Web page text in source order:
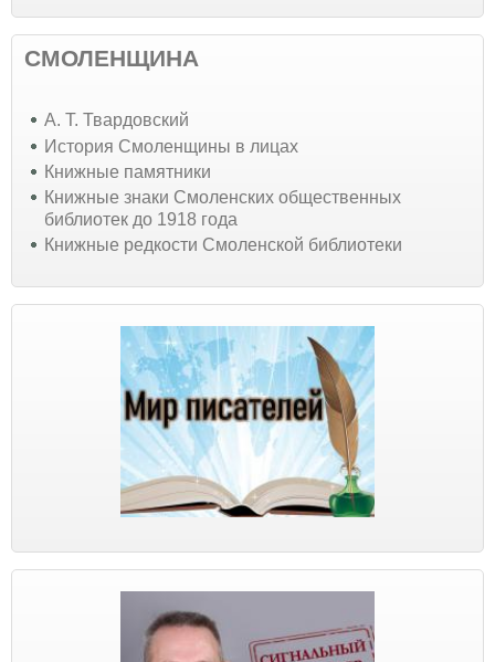
СМОЛЕНЩИНА
А. Т. Твардовский
История Смоленщины в лицах
Книжные памятники
Книжные знаки Смоленских общественных
библиотек до 1918 года
Книжные редкости Смоленской библиотеки